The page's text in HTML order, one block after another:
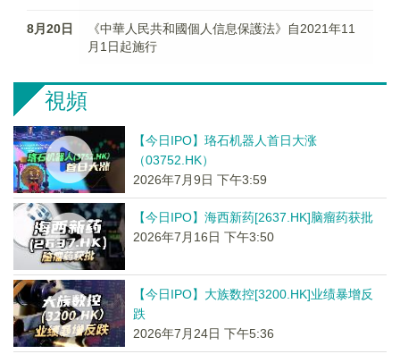
8月20日
《中華人民共和國個人信息保護法》自2021年11
月1日起施行
視頻
【今日IPO】珞石机器人首日大涨
（03752.HK）
2026年7月9日 下午3:59
【今日IPO】海西新药[2637.HK]脑瘤药获批
2026年7月16日 下午3:50
【今日IPO】大族数控[3200.HK]业绩暴增反
跌
2026年7月24日 下午5:36